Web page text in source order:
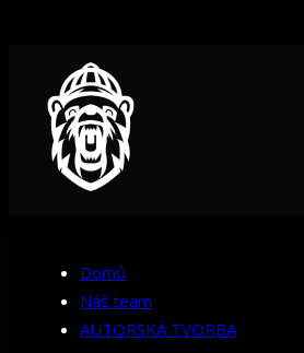
Domů
Náš team
AUTORSKÁ TVORBA